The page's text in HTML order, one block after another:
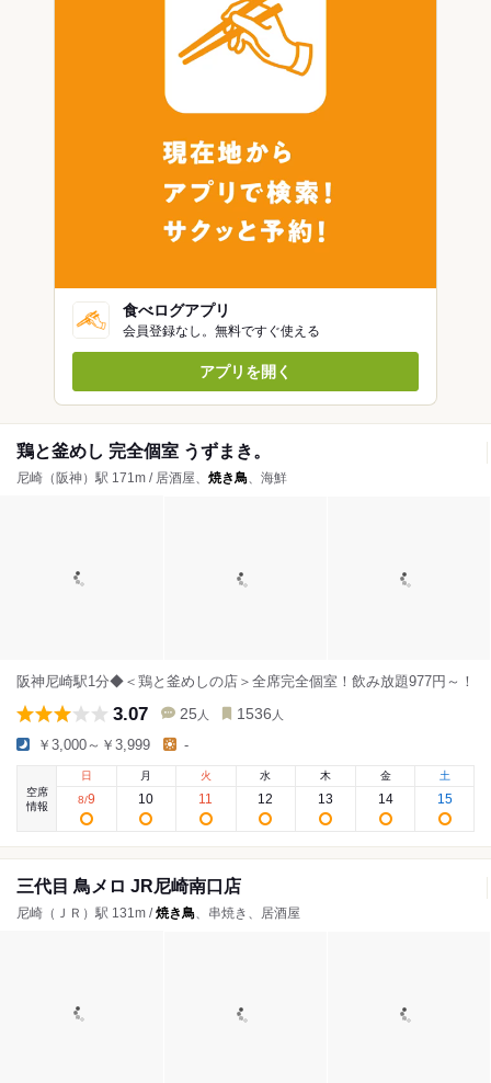
食べログアプリ
会員登録なし。無料ですぐ使える
アプリを開く
鶏と釜めし 完全個室 うずまき。
尼崎（阪神）駅 171m / 居酒屋、 焼き鳥、海鮮
阪神尼崎駅1分◆＜鶏と釜めしの店＞全席完全個室！飲み放題977円～！
3.07 25 人 1536 人
￥3,000～￥3,999 -
空席
情報
日
8/9
月
10
火
11
水
12
木
13
金
14
土
15
三代目 鳥メロ JR尼崎南口店
尼崎（ＪＲ）駅 131m /焼き鳥、串焼き、居酒屋